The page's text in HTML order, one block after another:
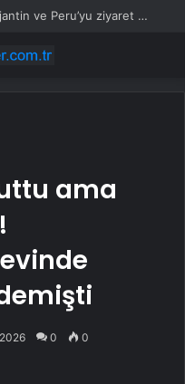
Papa Leo Kasım’da Uruguay, Arjantin ve Peru’yu ziyaret edecek
ama
0 0